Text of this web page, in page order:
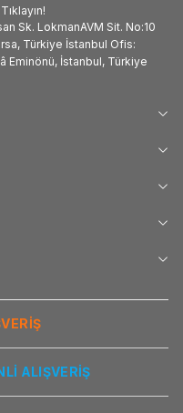
Sk. LokmanAVM Sit. No:10
Türkiye İstanbul Ofis:
Eminönü, İstanbul, Türkiye
ALIŞVERİŞ